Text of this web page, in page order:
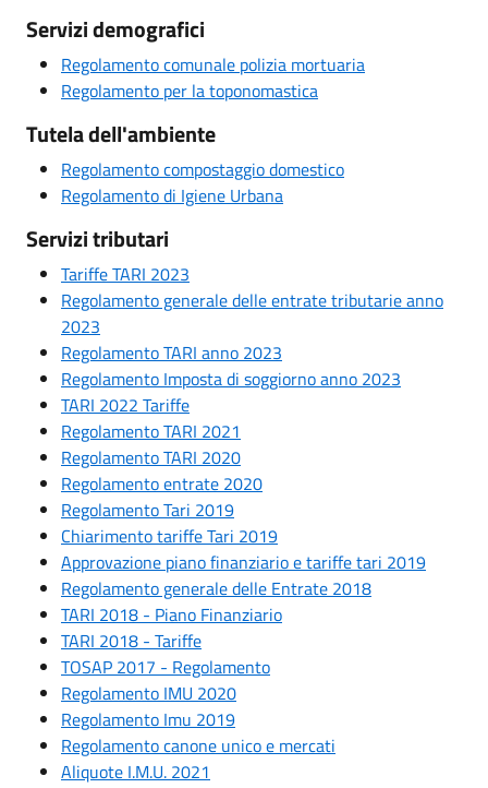
Servizi demografici
Regolamento comunale polizia mortuaria
Regolamento per la toponomastica
Tutela dell'ambiente
Regolamento compostaggio domestico
Regolamento di Igiene Urbana
Servizi tributari
Tariffe TARI 2023
Regolamento generale delle entrate tributarie anno
2023
Regolamento TARI anno 2023
Regolamento Imposta di soggiorno anno 2023
TARI 2022 Tariffe
Regolamento TARI 2021
Regolamento TARI 2020
Regolamento entrate 2020
Regolamento Tari 2019
Chiarimento tariffe Tari 2019
Approvazione piano finanziario e tariffe tari 2019
Regolamento generale delle Entrate 2018
TARI 2018 - Piano Finanziario
TARI 2018 - Tariffe
TOSAP 2017 - Regolamento
Regolamento IMU 2020
Regolamento Imu 2019
Regolamento canone unico e mercati
Aliquote I.M.U. 2021